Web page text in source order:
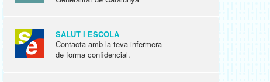
SALUT I ESCOLA
Contacta amb la teva infermera
de forma confidencial.